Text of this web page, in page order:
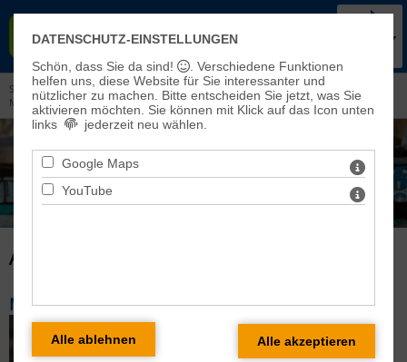
HAUSEN-SONDERSHAUSEN
Sie sind hier: Veranstaltungen und Aktuelles >Aktuelles aus dem Kirchenkreis
Modellkirchenkreis Fundraising
AKTUELLES AUS DEM KIRCHENKREIS
MODELLKIRCHENKREIS FUNDRAISING
DATENSCHUTZ-EINSTELLUNGEN
Schön, dass Sie da sind!
. Verschiedene Funktionen
helfen uns, diese Website für Sie interessanter und
nützlicher zu machen.
Bitte entscheiden Sie jetzt, was Sie
aktivieren möchten. Sie können mit Klick auf das Icon unten
links
jederzeit neu wählen.
Google Maps
YouTube